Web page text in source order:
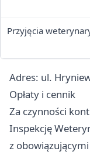
Przyjęcia
Adres: ul.
Opłaty i cennik
Za czynności
Inspekcję
z